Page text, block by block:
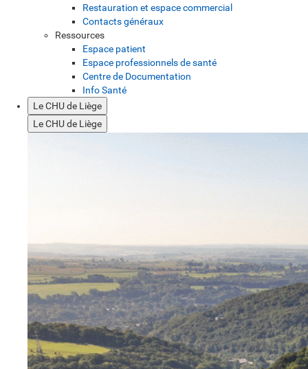
Restauration et espace commercial
Contacts généraux
Ressources
Espace patient
Espace professionnels de santé
Centre de Documentation
Info Santé
Le CHU de Liège
Le CHU de Liège